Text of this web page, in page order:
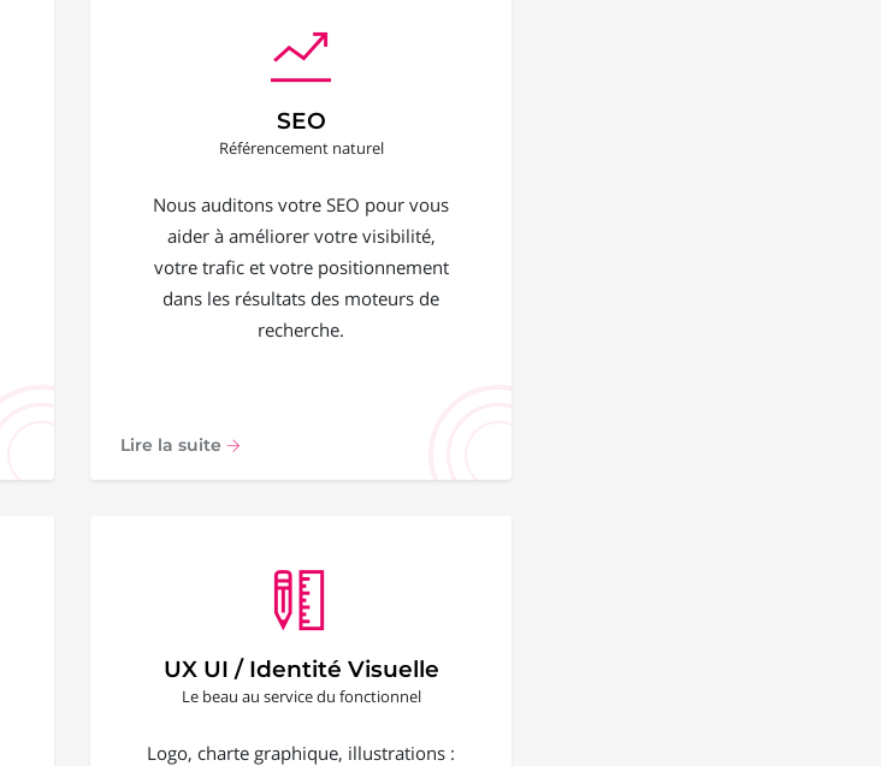
SEO
Référencement naturel
Nous auditons votre SEO pour vous
aider à améliorer votre visibilité,
votre trafic et votre positionnement
dans les résultats des moteurs de
recherche.
Lire la suite
UX UI / Identité Visuelle
Le beau au service du fonctionnel
Logo, charte graphique, illustrations :